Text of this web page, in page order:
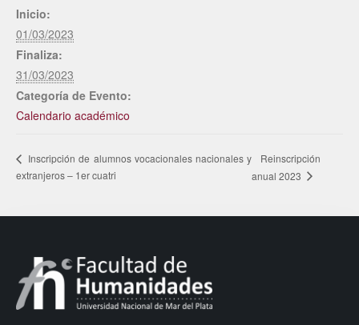
Inicio:
01/03/2023
Finaliza:
31/03/2023
Categoría de Evento:
Calendario académico
Inscripción de alumnos vocacionales nacionales y
extranjeros – 1er cuatri
Reinscripción
anual 2023